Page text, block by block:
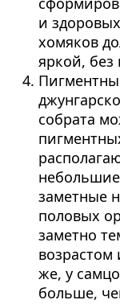
и
хомяков
яркой, без
собрата
заметные
половых
заметно
возрастом
же, у
больше,